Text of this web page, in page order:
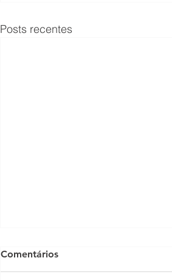
Posts recentes
Comentários